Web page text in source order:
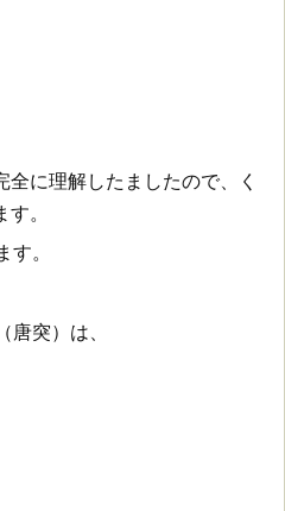
に理解したましたので、く
。
。
突）は、